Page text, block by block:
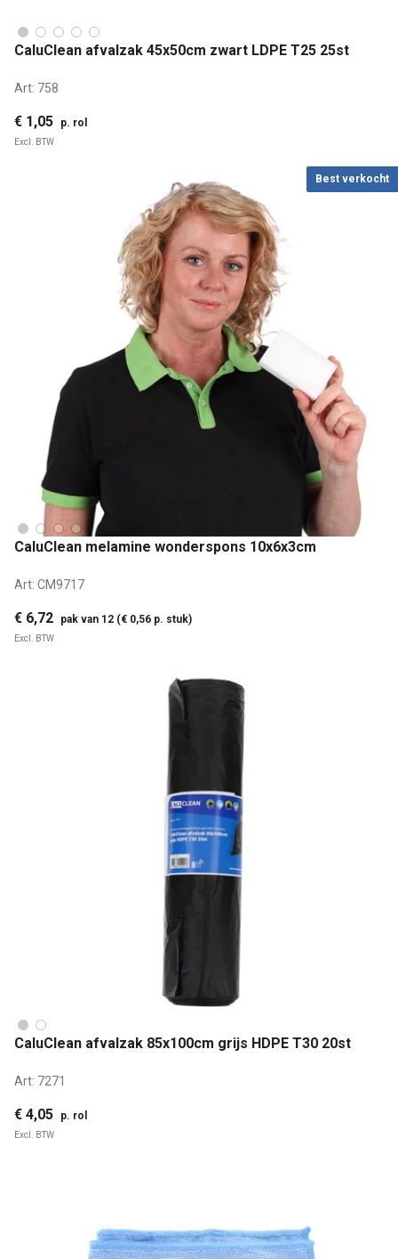
CaluClean afvalzak 45x50cm zwart LDPE T25 25st
Art: 758
€ 1,05 p. rol
Excl. BTW
Best verkocht
CaluClean melamine wonderspons 10x6x3cm
Art: CM9717
€ 6,72 pak van 12 (€ 0,56 p. stuk)
Excl. BTW
CaluClean afvalzak 85x100cm grijs HDPE T30 20st
Art: 7271
€ 4,05 p. rol
Excl. BTW